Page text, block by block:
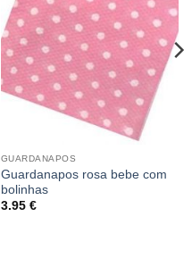
GUARDANAPOS
Guardanapos rosa bebe com
bolinhas
3.95 €